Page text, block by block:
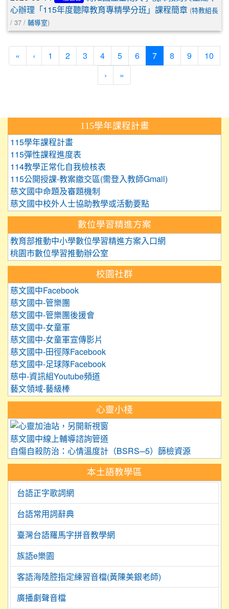
心辦理「115年度聽障教育專精學分班」課程簡章 (特教組長
/ 37 / 輔導室)
« ‹ 1 2 3 4 5 6 7(current)
8 9 10
› »
115學年課程計畫
115學年課程計畫
115彈性課程進度表
114教學正常化自我檢核表
115公開授課-教案繳交區(需登入教師Gmail)
慈文國中命題及審題機制
慈文國中校外人士協助教學或活動要點
數位學習精進方案
教育部推動中小學數位學習精進方案入口網
桃園市數位學習推動辦公室
校園社群
慈文國中Facebook
慈文國中-管樂團
慈文國中-管樂團後援會
慈文國中-女童軍
慈文國中-女童軍宣傳影片
慈文國中-田徑隊Facebook
慈文國中-足球隊Facebook
慈中-資訊組Youtube頻道
藝文領域-藝級棒
心靈小棧
慈文國中線上輔導諮詢管道
自傷自殺防治：心情溫度計（BSRS─5）篩檢資源
本土語教學區
台語正字歌詞網
台語常用詞辭典
臺灣台語羅馬字拼音教學網
族語e樂園
客語海陸腔指定練習音檔(黃陳美銀老師)
廣播劇聲音檔